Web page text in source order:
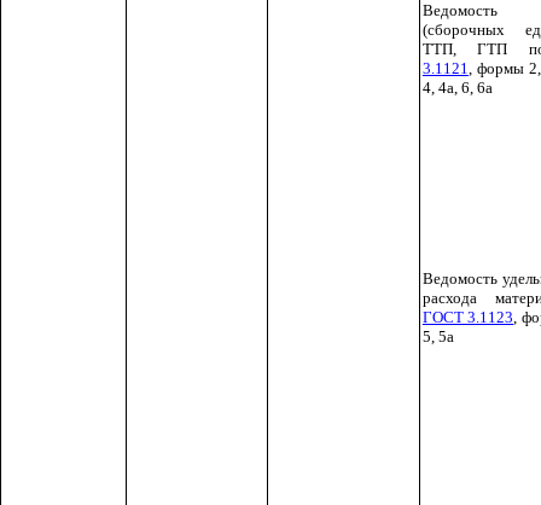
Ведомость
(сборочных
ТТП, ГТП
3.1121, формы
4, 4а, 6, 6а
Ведомость
расхода
ГОСТ 3.1123,
5, 5а